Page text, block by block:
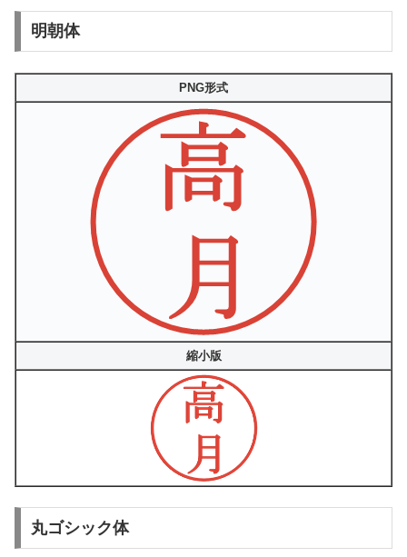
明朝体
PNG形式
縮小版
丸ゴシック体